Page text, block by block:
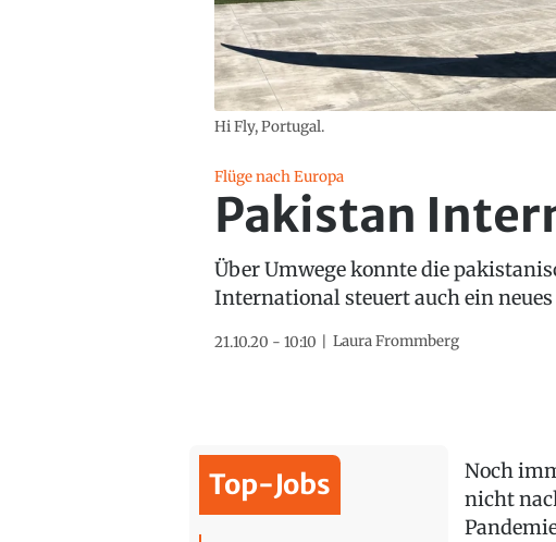
Hi Fly, Portugal.
Flüge nach Europa
Pakistan
Über Umwege konnte die
International steuert auch ein
21.10.20 - 10:10 Laura Frommberg
Top-Jobs
Noch
nicht